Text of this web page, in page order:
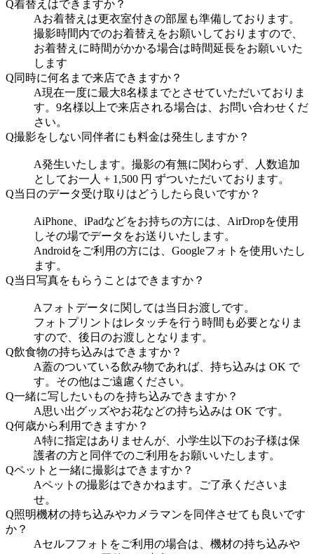
Q着替えはできますか？
Aお着替えは更衣室付きの部屋も準備しております。
撮影時間内でのお着替えをお願いしておりますので、
お着替えに時間がかかる場合は時間延長をお願いいた
します
Q同時に何名まで来店できますか？
A現在一度に最大8名様までとさせていただいておりま
す。9名様以上で来店される場合は、お問い合わせくだ
さい。
Q撮影をしない同伴者にも料金は発生しますか？
A発生いたします。撮影の有無に関わらず、人数追加
としてお一人 + 1,500 円 ずついただいております。
Q当日のデータ受け取りはどうしたら良いですか？
AiPhone、iPadなどをお持ちの方には、AirDropを使用
しその場でデータをお送りいたします。
Androidをご利用の方には、Googleフォトを使用いたし
ます。
Q当日写真をもらうことはできますか？
Aフォトデータに関しては当日お渡しです。
フォトプリントはレタッチを行う時間も必要となりま
すので、後日のお渡しとなります。
Q飲食物の持ち込みはできますか？
A蓋のついている飲み物であれば、持ち込みは OK で
す。その他はご遠慮ください。
Q一緒に写したいものを持ち込みできますか？
A思い出グッズやお花などの持ち込みは OK です。
Q何歳から利用できますか？
A特に指定はありませんが、小学生以下のお子様は保
護者の方と同伴でのご利用をお願いいたします。
Qペットと一緒に撮影はできますか？
Aペットの撮影はできかねます。ご了承くださいま
せ。
Q照明機材の持ち込みやカメラマンを同伴させても良いです
か？
Aセルフフォトをご利用の場合は、機材の持ち込みや